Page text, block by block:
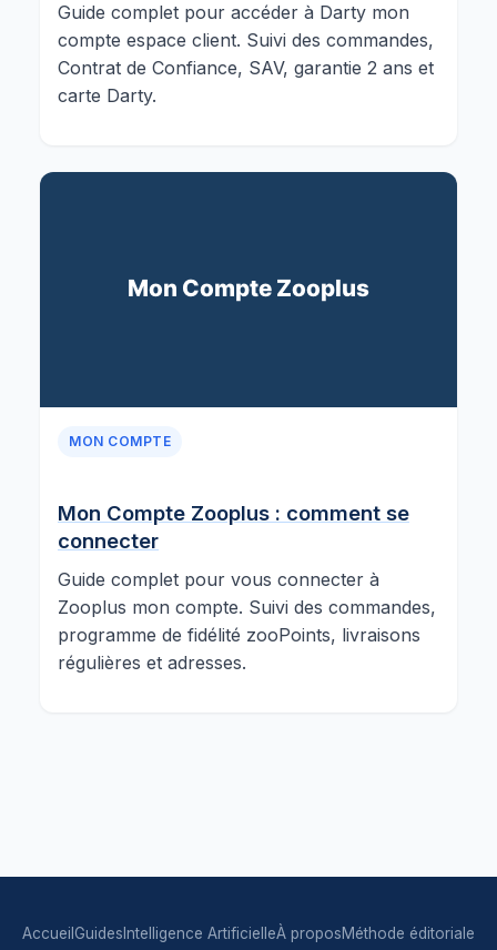
Guide complet pour accéder à Darty mon
compte espace client. Suivi des commandes,
Contrat de Confiance, SAV, garantie 2 ans et
carte Darty.
MON COMPTE
Mon Compte Zooplus : comment se
connecter
Guide complet pour vous connecter à
Zooplus mon compte. Suivi des commandes,
programme de fidélité zooPoints, livraisons
régulières et adresses.
AccueilGuidesIntelligence ArtificielleÀ proposMéthode éditoriale